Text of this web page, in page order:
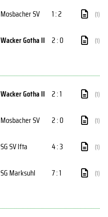
Mosbacher SV 1 : 2 (1)
Wacker Gotha II 2 : 0 (1)
Wacker Gotha II 2 : 1 (1)
Mosbacher SV 2 : 0 (1)
SG SV Ifta 4 : 3 (1)
SG Marksuhl 7 : 1 (1)